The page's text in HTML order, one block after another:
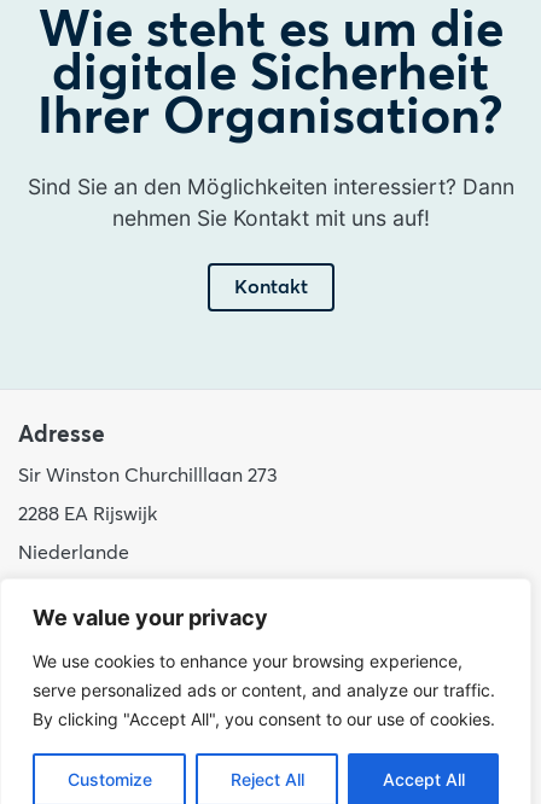
We value your privacy
We use cookies to enhance your browsing experience,
serve personalized ads or content, and analyze our traffic.
By clicking "Accept All", you consent to our use of cookies.
Customize Reject All Accept All
Wie steht es um die
digitale Sicherheit
Ihrer Organisation?
Sind Sie an den Möglichkeiten interessiert? Dann
nehmen Sie Kontakt mit uns auf!
Kontakt
Adresse
Sir Winston Churchilllaan 273
2288 EA Rijswijk
Niederlande
info@hudsoncybertec.com
KvK: 23040253
über uns
Unsere Arbeitsweise